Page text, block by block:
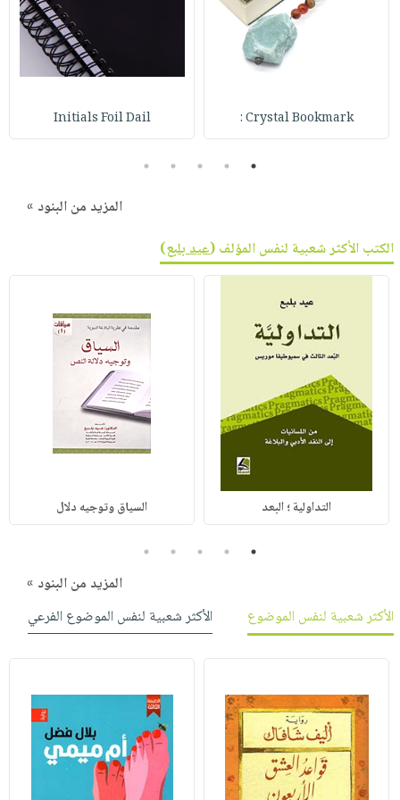
فيديوهات
خدمات
نيل
تواصل
معنا
الإصدارات
Crystal Bookmark :
Initials Foil Dail
1
2
3
4
5
المزيد من البنود »
الكتب الأكثر شعبية لنفس المؤلف (عيد بلبع)
التداولية ؛ البعد السياق وتوجيه دلال
1
2
3
4
5
المزيد من البنود »
الأكثر شعبية لنفس الموضوع
الأكثر شعبية لنفس الموضوع الفرعي